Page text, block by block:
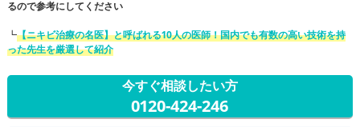
るので参考にしてください
┗【ニキビ治療の名医】と呼ばれる10人の医師！国内でも有数の高い技術を持
った先生を厳選して紹介
今すぐ相談したい方
0120-424-246